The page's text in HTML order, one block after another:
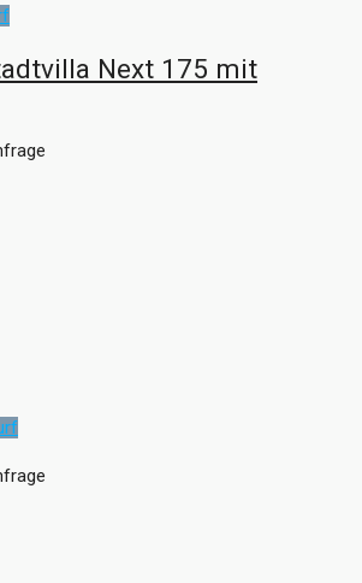
Next 175 mit